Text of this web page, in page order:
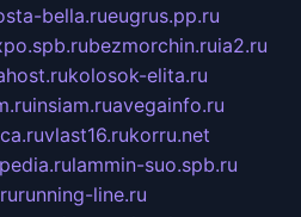
bella.rueugrus.pp.ru
bezmorchin.ruia2.ru
kolosok-elita.ru
insiam.ruavegainfo.ru
vlast16.rukorru.net
lammin-suo.spb.ru
running-line.ru